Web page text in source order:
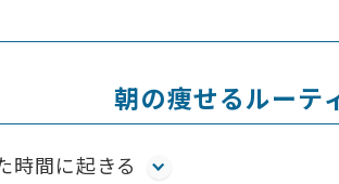
朝の痩せるルーテ
時間に起きる